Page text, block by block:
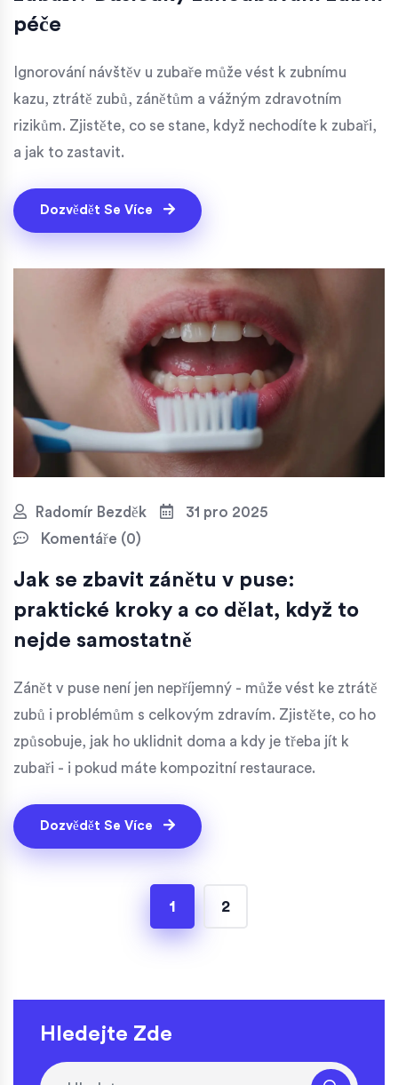
péče
Ignorování návštěv u zubaře může vést k zubnímu
kazu, ztrátě zubů, zánětům a vážným zdravotním
rizikům. Zjistěte, co se stane, když nechodíte k zubaři,
a jak to zastavit.
Dozvědět Se Více
Radomír Bezděk
31 pro 2025
Komentáře (0)
Jak se zbavit zánětu v puse:
praktické kroky a co dělat, když to
nejde samostatně
Zánět v puse není jen nepříjemný - může vést ke ztrátě
zubů i problémům s celkovým zdravím. Zjistěte, co ho
způsobuje, jak ho uklidnit doma a kdy je třeba jít k
zubaři - i pokud máte kompozitní restaurace.
Dozvědět Se Více
1 2
Hledejte Zde